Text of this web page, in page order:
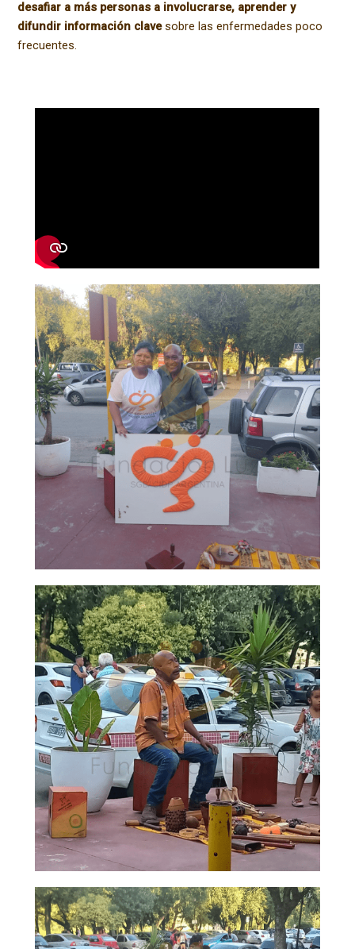
desafiar a más personas a involucrarse, aprender y
difundir información clavesobre las enfermedades poco
frecuentes.